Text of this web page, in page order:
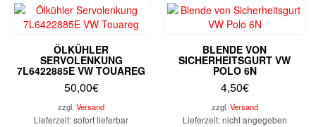
ÖLKÜHLER
SERVOLENKUNG
7L6422885E VW TOUAREG
50,00€
zzgl.Versand
Lieferzeit: sofort lieferbar
BLENDE VON
SICHERHEITSGURT VW
POLO 6N
4,50€
zzgl. Versand
Lieferzeit: nicht angegeben